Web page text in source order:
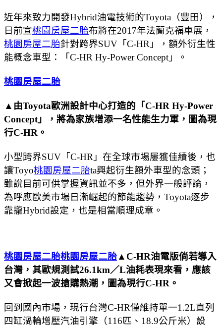
近年來致力開發Hybrid油電技術的Toyota（豐田），
日前宣桃園房屋二胎布將在2017年法蘭克福車展，
桃園房屋二胎針對跨界SUV「C-HR」，額外衍生性
能概念車型：「C-HR Hy-Power Concept」。
桃園房屋二胎
▲由Toyota歐洲設計中心打造的「C-HR Hy-Power
Concept」，將為家族增添一名性能生力軍，圖為現
行C-HR。
小型跨界SUV「C-HR」在全球市場屢獲佳績後，也
讓Toyo桃園房屋二胎ta興起衍生額外車型的念頭；
雖說目前可供掌握資訊並不多，但外界一般評論，
為呼應歐美市場日漸崛起的節能趨勢，Toyota逐步
靠攏Hybrid設定，也是相當順理成章。
桃園房屋二胎桃園房屋二胎▲C-HR油電版倘若導入
台灣，其歐規測試26.1km／L油耗表現來看，應該
又會掀起一波搶購熱潮，圖為現行C-HR。
回到國內市場，現行台灣C-HR僅維持單一1.2L直列
四缸渦輪增壓汽油引擎（116匹、18.9公斤米）設